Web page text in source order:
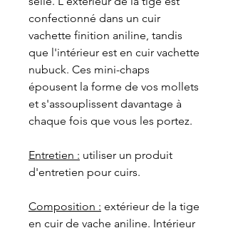
confectionné dans un cuir
vachette finition aniline, tandis
que l'intérieur est en cuir vachette
nubuck. Ces mini-chaps
épousent la forme de vos mollets
et s'assouplissent davantage à
chaque fois que vous les portez.
Entretien : utiliser un produit
d'entretien pour cuirs.
Composition : extérieur de la tige
en cuir de vache aniline. Intérieur